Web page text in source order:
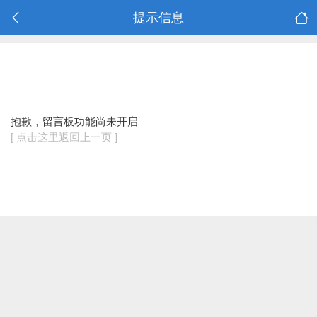
提示信息
抱歉，留言板功能尚未开启
[ 点击这里返回上一页 ]